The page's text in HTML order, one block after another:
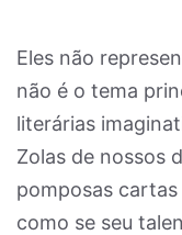
Eles não
não é o tema
literárias
Zolas de nossos
pomposas
como se seu